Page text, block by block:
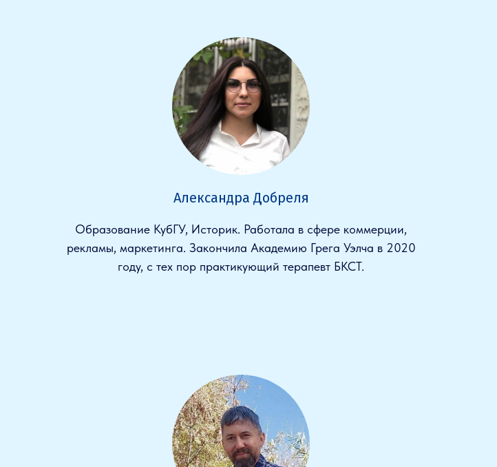
Александра Добреля
Образование КубГУ, Историк. Работала в сфере коммерции,
рекламы, маркетинга. Закончила Академию Грега Уэлча в 2020
году, с тех пор практикующий терапевт БКСТ.